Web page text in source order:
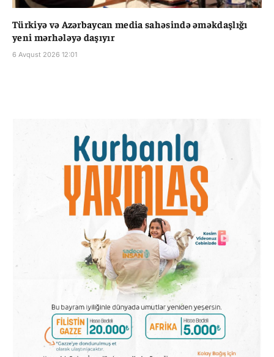
Türkiyə və Azərbaycan media sahəsində əməkdaşlığı
yeni mərhələyə daşıyır
6 Avqust 2026 12:01